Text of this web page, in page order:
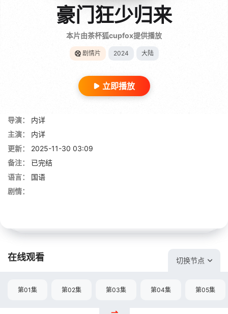
豪门狂少归来
本片由茶杯狐cupfox提供播放
剧情片 2024 大陆
立即播放
导演：
内详
主演：
内详
更新：
2025-11-30 03:09
备注：
已完结
语言：
国语
剧情：
在线观看 切换节点
第01集 第02集 第03集 第04集 第05集